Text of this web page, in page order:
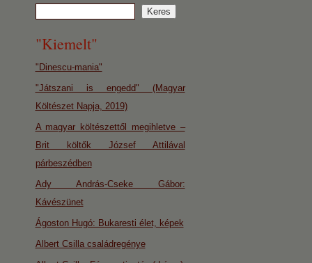
"Kiemelt"
"Dinescu-mania"
"Játszani is engedd" (Magyar
Költészet Napja, 2019)
A magyar költészettől megihletve –
Brit költők József Attilával
párbeszédben
Ady András-Cseke Gábor:
Kávészünet
Ágoston Hugó: Bukaresti élet, képek
Albert Csilla családregénye